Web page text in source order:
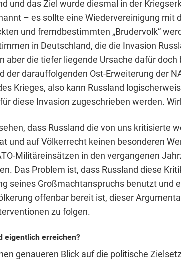
und das Ziel wurde diesmal in der
– es sollte eine Wiedervereinigung mit
und fremdbestimmten „Brudervolk“
in Deutschland, die die Invasion
aber die tiefer liegende Ursache dafür doch
der darauffolgenden Ost-Erweiterung der
Krieges, also kann Russland
diese Invasion zugeschrieben werden.
dass Russland die von uns kritisierte
und auf Völkerrecht keinen besonderen
Militäreinsätzen in den vergangenen
Das Problem ist, dass Russland diese
seines Großmachtanspruchs benutzt und
offenbar bereit ist, dieser
zu folgen.
eigentlich erreichen?
genaueren Blick auf die politische